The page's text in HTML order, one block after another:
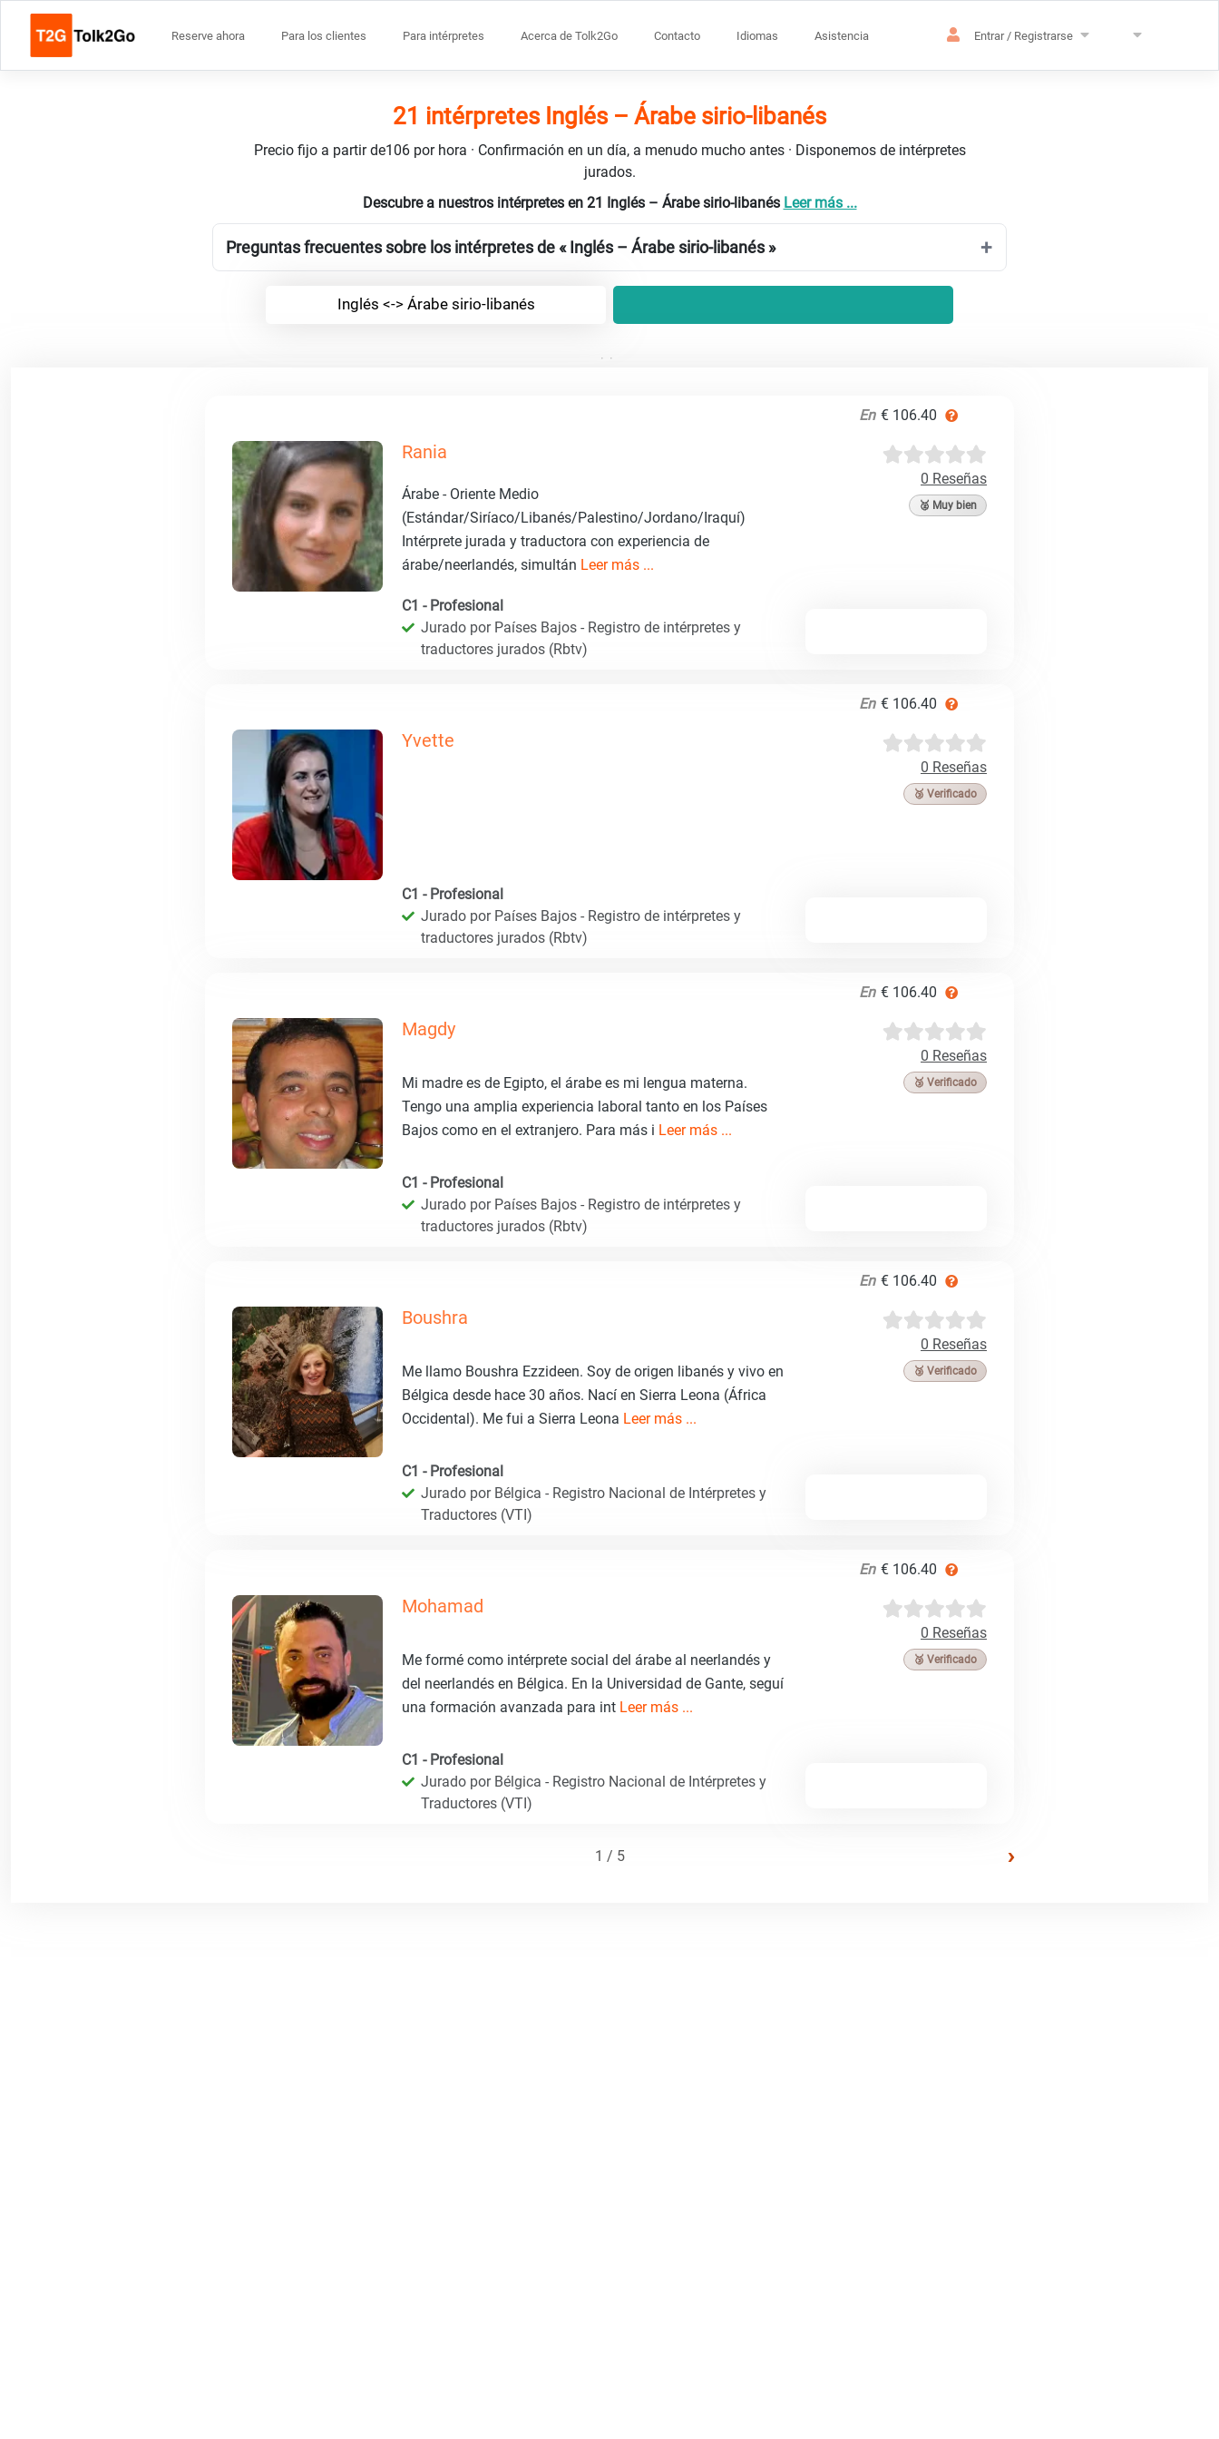
Reserve ahora Para los clientes Para intérpretes Acerca de Tolk2Go Contacto Idiomas Asistencia Entrar / Registrarse
21 intérpretes Inglés – Árabe sirio-libanés
Precio fijo a partir de106 por hora · Confirmación en un día, a menudo mucho antes · Disponemos de intérpretes
jurados.
Descubre a nuestros intérpretes en 21 Inglés – Árabe sirio-libanés Leer más ...
Preguntas frecuentes sobre los intérpretes de « Inglés – Árabe sirio-libanés »
Inglés <-> Árabe sirio-libanés
En € 106.40
Rania
0 Reseñas
🥈 Muy bien
Árabe - Oriente Medio
(Estándar/Siríaco/Libanés/Palestino/Jordano/Iraquí)
Intérprete jurada y traductora con experiencia de
árabe/neerlandés, simultán Leer más ...
C1 - Profesional
Jurado por Países Bajos - Registro de intérpretes y
traductores jurados (Rbtv)
En € 106.40
Yvette
0 Reseñas
🥉 Verificado
C1 - Profesional
Jurado por Países Bajos - Registro de intérpretes y
traductores jurados (Rbtv)
En € 106.40
Magdy
0 Reseñas
🥉 Verificado
Mi madre es de Egipto, el árabe es mi lengua materna.
Tengo una amplia experiencia laboral tanto en los Países
Bajos como en el extranjero. Para más i Leer más ...
C1 - Profesional
Jurado por Países Bajos - Registro de intérpretes y
traductores jurados (Rbtv)
En € 106.40
Boushra
0 Reseñas
🥉 Verificado
Me llamo Boushra Ezzideen. Soy de origen libanés y vivo en
Bélgica desde hace 30 años. Nací en Sierra Leona (África
Occidental). Me fui a Sierra Leona Leer más ...
C1 - Profesional
Jurado por Bélgica - Registro Nacional de Intérpretes y
Traductores (VTI)
En € 106.40
Mohamad
0 Reseñas
🥉 Verificado
Me formé como intérprete social del árabe al neerlandés y
del neerlandés en Bélgica. En la Universidad de Gante, seguí
una formación avanzada para int Leer más ...
C1 - Profesional
Jurado por Bélgica - Registro Nacional de Intérpretes y
Traductores (VTI)
1 / 5 ›